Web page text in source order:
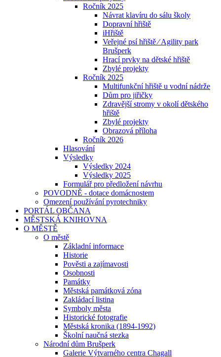
Ročník 2025
Návrat klavíru do sálu školy
Dopravní hřiště
iHřiště
Veřejné psí hřiště ⁄ Agility park
Brušperk
Hrací prvky na dětské hřiště
Zbylé projekty
Ročník 2025
Multifunkční hřiště u vodní nádrže
Dům pro jiřičky
Zdravější stromy v okolí dětského
hřiště
Zbylé projekty
Obrazová příloha
Ročník 2026
Hlasování
Výsledky
Výsledky 2024
Výsledky 2025
Formulář pro předložení návrhu
POVODNĚ - dotace domácnostem
Omezení používání pyrotechniky
PORTÁL OBČANA
MĚSTSKÁ KNIHOVNA
O MĚSTĚ
O městě
Základní informace
Historie
Pověsti a zajímavosti
Osobnosti
Památky
Městská památková zóna
Zakládací listina
Symboly města
Historické fotografie
Městská kronika (1894-1992)
Školní naučná stezka
Národní dům Brušperk
Galerie Výtvarného centra Chagall